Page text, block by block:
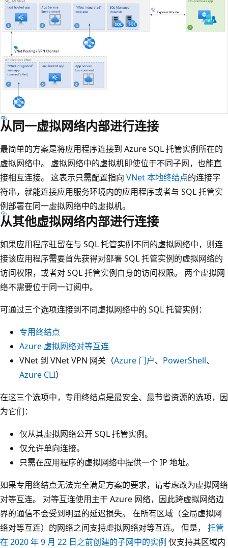
从同一虚拟网络内部进行连接
最简单的方案是将应用程序连接到 Azure SQL 托管实例所在的
虚拟网络中。 虚拟网络中的虚拟机即使位于不同子网，也能直
接相互连接。 这表示只需配置指向 VNet 本地终结点的连接字
符串，就能连接应用服务环境内的应用程序或者与 SQL 托管实
例部署在同一虚拟网络中的虚拟机。
从其他虚拟网络内部进行连接
如果应用程序驻留在与 SQL 托管实例不同的虚拟网络中，则连
接该应用程序需要首先获得对部署 SQL 托管实例的虚拟网络的
访问权限，或者对 SQL 托管实例自身的访问权限。 两个虚拟网
络不需要位于同一订阅中。
可通过三个选项连接到不同虚拟网络中的 SQL 托管实例：
专用终结点
Azure 虚拟网络对等互连
VNet 到 VNet VPN 网关（Azure 门户、 PowerShell、
Azure CLI）
在这三个选项中，专用终结点是最安全、最节省资源的选项，因
为它们：
仅从其虚拟网络公开 SQL 托管实例。
仅允许单向连接。
只需在应用程序的虚拟网络中提供一个 IP 地址。
如果专用终结点无法完全满足方案的要求，请考虑改为虚拟网络
对等互连。 对等互连使用主干 Azure 网络，因此跨虚拟网络边
界的通信不会受到明显的延迟损失。 在所有区域（全局虚拟网
络对等互连）的网络之间支持虚拟网络对等互连。 但是， 托管
在 2020 年 9 月 22 日之前创建的子网中的实例 仅支持其区域内